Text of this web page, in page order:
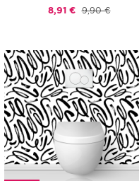
8,91 € 9,90 €